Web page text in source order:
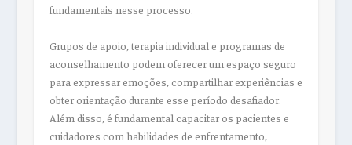
fundamentais nesse processo.
Grupos de apoio, terapia individual e programas de
aconselhamento podem oferecer um espaço seguro
para expressar emoções, compartilhar experiências e
obter orientação durante esse período desafiador.
Além disso, é fundamental capacitar os pacientes e
cuidadores com habilidades de enfrentamento,